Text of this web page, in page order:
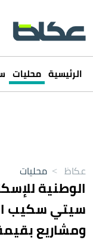
الرئيسية محليات
عكاظ > محليات
سيتي سكيب
ومشاريع بقيمة تتجاوز